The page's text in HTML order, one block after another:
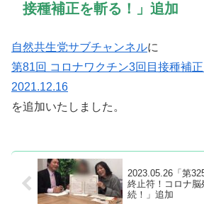
接種補正を斬る！」追加
自然共生党サブチャンネルに
第81回 コロナワクチン3回目接種補正
2021.12.16
を追加いたしました。
2023.05.26「第
終止符！コロナ
続！」追加